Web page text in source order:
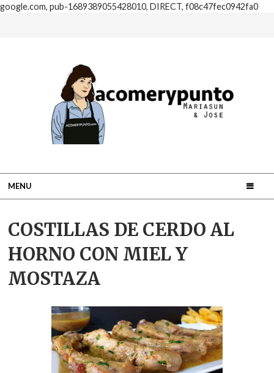
google.com, pub-1689389055428010, DIRECT, f08c47fec0942fa0
MENU
COSTILLAS DE CERDO AL
HORNO CON MIEL Y
MOSTAZA